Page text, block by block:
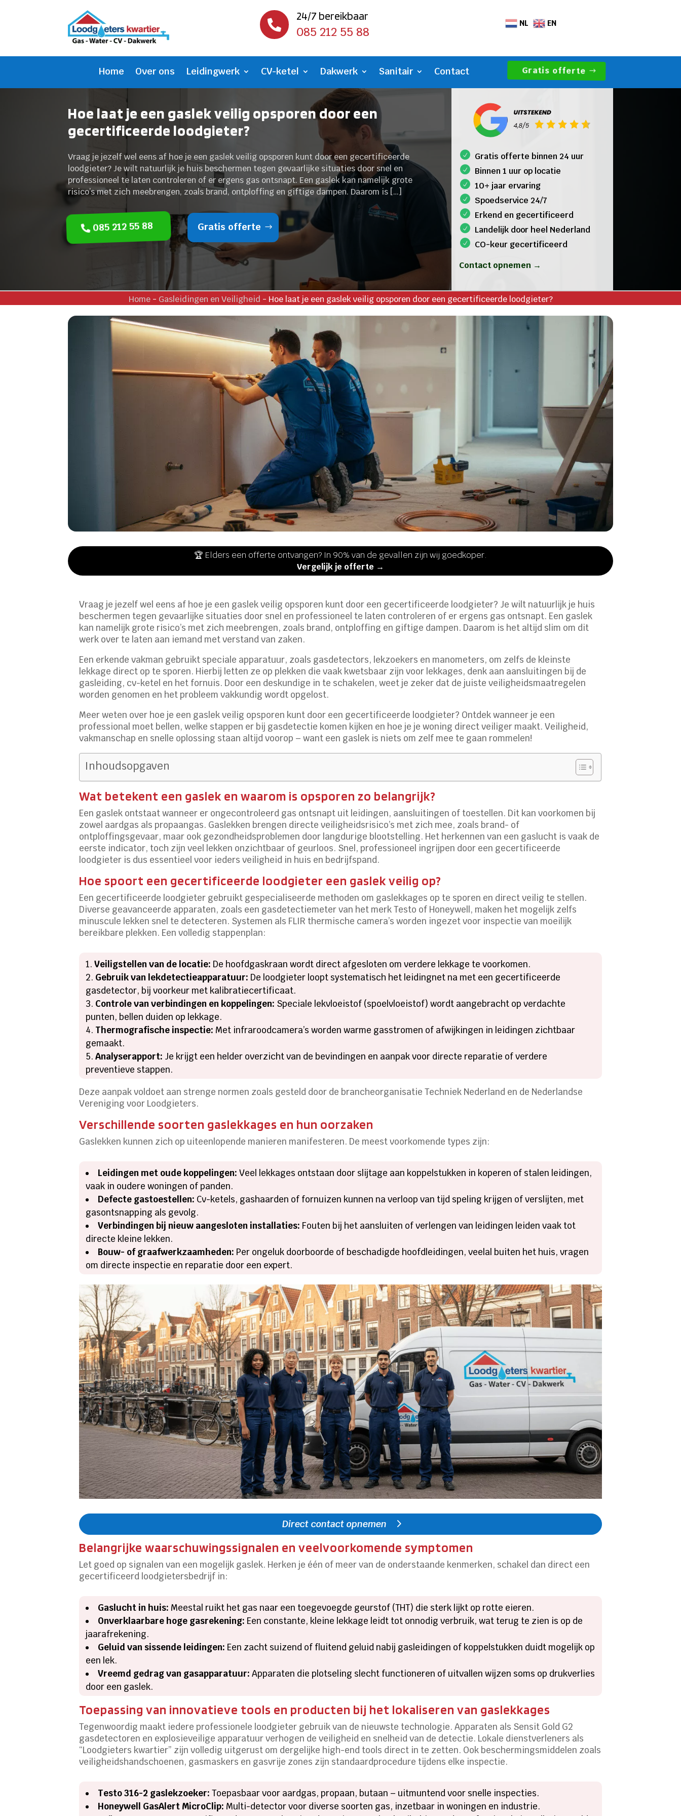

24/7 bereikbaar
085 212 55 88
NL EN
Home Over ons Leidingwerk CV-ketel Dakwerk Sanitair Contact Gratis offerte
Hoe laat je een gaslek veilig opsporen door een
gecertificeerde loodgieter?
Vraag je jezelf wel eens af hoe je een gaslek veilig opsporen kunt door een gecertificeerde
loodgieter? Je wilt natuurlijk je huis beschermen tegen gevaarlijke situaties door snel en
professioneel te laten controleren of er ergens gas ontsnapt. Een gaslek kan namelijk grote
risico’s met zich meebrengen, zoals brand, ontploffing en giftige dampen. Daarom is […]
085 212 55 88 Gratis offerte
Gratis offerte binnen 24 uur
Binnen 1 uur op locatie
10+ jaar ervaring
Spoedservice 24/7
Erkend en gecertificeerd
Landelijk door heel Nederland
CO-keur gecertificeerd
Contact opnemen →
Home- Gasleidingen en Veiligheid - Hoe laat je een gaslek veilig opsporen door een gecertificeerde loodgieter?
🏆 Elders een offerte ontvangen? In 90% van de gevallen zijn wij goedkoper.
Vergelijk je offerte →
Vraag je jezelf wel eens af hoe je een gaslek veilig opsporen kunt door een gecertificeerde loodgieter? Je wilt natuurlijk je huis
beschermen tegen gevaarlijke situaties door snel en professioneel te laten controleren of er ergens gas ontsnapt. Een gaslek
kan namelijk grote risico’s met zich meebrengen, zoals brand, ontploffing en giftige dampen. Daarom is het altijd slim om dit
werk over te laten aan iemand met verstand van zaken.
Een erkende vakman gebruikt speciale apparatuur, zoals gasdetectors, lekzoekers en manometers, om zelfs de kleinste
lekkage direct op te sporen. Hierbij letten ze op plekken die vaak kwetsbaar zijn voor lekkages, denk aan aansluitingen bij de
gasleiding, cv-ketel en het fornuis. Door een deskundige in te schakelen, weet je zeker dat de juiste veiligheidsmaatregelen
worden genomen en het probleem vakkundig wordt opgelost.
Meer weten over hoe je een gaslek veilig opsporen kunt door een gecertificeerde loodgieter? Ontdek wanneer je een
professional moet bellen, welke stappen er bij gasdetectie komen kijken en hoe je je woning direct veiliger maakt. Veiligheid,
vakmanschap en snelle oplossing staan altijd voorop – want een gaslek is niets om zelf mee te gaan rommelen!
Inhoudsopgaven
Wat betekent een gaslek en waarom is opsporen zo belangrijk?
Een gaslek ontstaat wanneer er ongecontroleerd gas ontsnapt uit leidingen, aansluitingen of toestellen. Dit kan voorkomen bij
zowel aardgas als propaangas. Gaslekken brengen directe veiligheidsrisico’s met zich mee, zoals brand- of
ontploffingsgevaar, maar ook gezondheidsproblemen door langdurige blootstelling. Het herkennen van een gaslucht is vaak de
eerste indicator, toch zijn veel lekken onzichtbaar of geurloos. Snel, professioneel ingrijpen door een gecertificeerde
loodgieter is dus essentieel voor ieders veiligheid in huis en bedrijfspand.
Hoe spoort een gecertificeerde loodgieter een gaslek veilig op?
Een gecertificeerde loodgieter gebruikt gespecialiseerde methoden om gaslekkages op te sporen en direct veilig te stellen.
Diverse geavanceerde apparaten, zoals een gasdetectiemeter van het merk Testo of Honeywell, maken het mogelijk zelfs
minuscule lekken snel te detecteren. Systemen als FLIR thermische camera’s worden ingezet voor inspectie van moeilijk
bereikbare plekken. Een volledig stappenplan:
Veiligstellen van de locatie: De hoofdgaskraan wordt direct afgesloten om verdere lekkage te voorkomen.
Gebruik van lekdetectieapparatuur: De loodgieter loopt systematisch het leidingnet na met een gecertificeerde
gasdetector, bij voorkeur met kalibratiecertificaat.
Controle van verbindingen en koppelingen: Speciale lekvloeistof (spoelvloeistof) wordt aangebracht op verdachte
punten, bellen duiden op lekkage.
Thermografische inspectie: Met infraroodcamera’s worden warme gasstromen of afwijkingen in leidingen zichtbaar
gemaakt.
Analyserapport: Je krijgt een helder overzicht van de bevindingen en aanpak voor directe reparatie of verdere
preventieve stappen.
Deze aanpak voldoet aan strenge normen zoals gesteld door de brancheorganisatie Techniek Nederland en de Nederlandse
Vereniging voor Loodgieters.
Verschillende soorten gaslekkages en hun oorzaken
Gaslekken kunnen zich op uiteenlopende manieren manifesteren. De meest voorkomende types zijn:
Leidingen met oude koppelingen: Veel lekkages ontstaan door slijtage aan koppelstukken in koperen of stalen leidingen,
vaak in oudere woningen of panden.
Defecte gastoestellen: Cv-ketels, gashaarden of fornuizen kunnen na verloop van tijd speling krijgen of verslijten, met
gasontsnapping als gevolg.
Verbindingen bij nieuw aangesloten installaties: Fouten bij het aansluiten of verlengen van leidingen leiden vaak tot
directe kleine lekken.
Bouw- of graafwerkzaamheden: Per ongeluk doorboorde of beschadigde hoofdleidingen, veelal buiten het huis, vragen
om directe inspectie en reparatie door een expert.
Direct contact opnemen
Belangrijke waarschuwingssignalen en veelvoorkomende symptomen
Let goed op signalen van een mogelijk gaslek. Herken je één of meer van de onderstaande kenmerken, schakel dan direct een
gecertificeerd loodgietersbedrijf in:
Gaslucht in huis: Meestal ruikt het gas naar een toegevoegde geurstof (THT) die sterk lijkt op rotte eieren.
Onverklaarbare hoge gasrekening: Een constante, kleine lekkage leidt tot onnodig verbruik, wat terug te zien is op de
jaarafrekening.
Geluid van sissende leidingen: Een zacht suizend of fluitend geluid nabij gasleidingen of koppelstukken duidt mogelijk op
een lek.
Vreemd gedrag van gasapparatuur: Apparaten die plotseling slecht functioneren of uitvallen wijzen soms op drukverlies
door een gaslek.
Toepassing van innovatieve tools en producten bij het lokaliseren van gaslekkages
Tegenwoordig maakt iedere professionele loodgieter gebruik van de nieuwste technologie. Apparaten als Sensit Gold G2
gasdetectoren en explosieveilige apparatuur verhogen de veiligheid en snelheid van de detectie. Lokale dienstverleners als
“Loodgieters kwartier” zijn volledig uitgerust om dergelijke high-end tools direct in te zetten. Ook beschermingsmiddelen zoals
veiligheidshandschoenen, gasmaskers en gasvrije zones zijn standaardprocedure tijdens elke inspectie.
Testo 316-2 gaslekzoeker: Toepasbaar voor aardgas, propaan, butaan – uitmuntend voor snelle inspecties.
Honeywell GasAlert MicroClip: Multi-detector voor diverse soorten gas, inzetbaar in woningen en industrie.